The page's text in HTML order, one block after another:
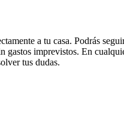
a tu casa. Podrás
gastos imprevistos. En
tus dudas.